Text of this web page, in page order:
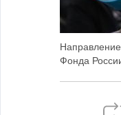
Фонда